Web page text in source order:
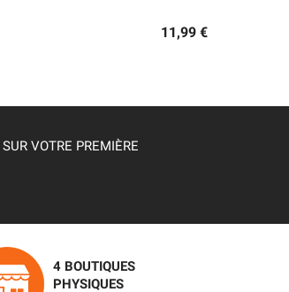
11,99 €
SUR VOTRE PREMIÈRE
4 BOUTIQUES
PHYSIQUES